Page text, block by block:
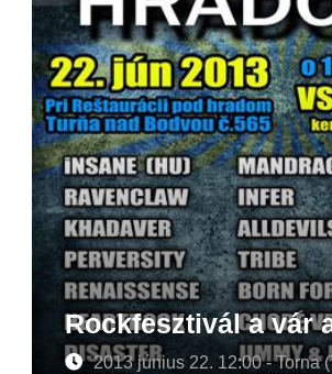
Rockfesztivál a vár
2013 június 22. 12:00 - Torna